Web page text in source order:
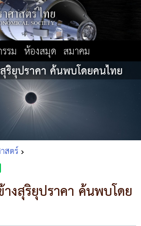
รม ห้องสมุด สมาคม
ริยุปราคา ค้นพบโดยคนไทย
สตร์
างสุริยุปราคา ค้นพบโดย